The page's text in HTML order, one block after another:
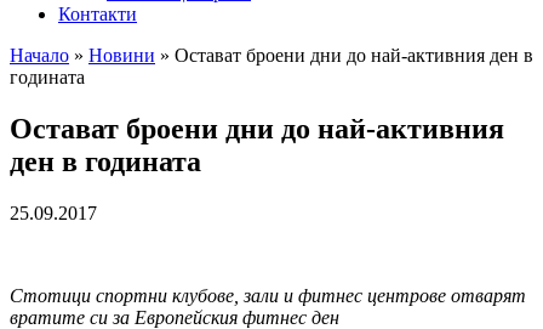
Контакти
Начало » Новини » Остават броени дни до най-активния ден в
годината
Остават броени дни до най-активния
ден в годината
25.09.2017
Стотици спортни клубове, зали и фитнес центрове отварят
вратите си за Европейския фитнес ден